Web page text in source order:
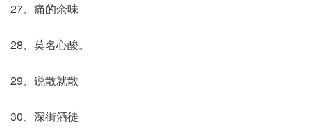
27、痛的余味
28、莫名心酸。
29、说散就散
30、深街酒徒